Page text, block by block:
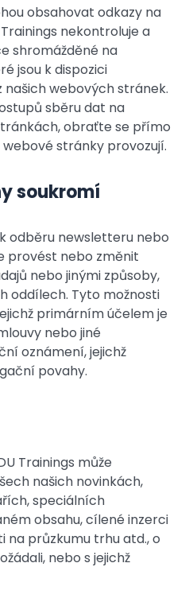
obsahovat odkazy na
nekontroluje a
shromážděné na
jsou k dispozici
webových stránek.
sběru dat na
obraťte se přímo
stránky provozují.
soukromí
odběru newsletteru nebo
provést nebo změnit
nebo jinými způsoby,
oddílech. Tyto možnosti
primárním účelem je
nebo jiné
oznámení, jejichž
povahy.
Trainings může
našich novinkách,
speciálních
obsahu, cílené inzerci
na průzkumu trhu atd., o
nebo s jejichž